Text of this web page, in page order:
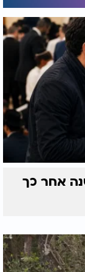
-
לתת לו דולר - 20 שנה אחר כך